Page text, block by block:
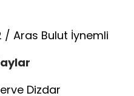
Aras Bulut İynemli
Dizdar